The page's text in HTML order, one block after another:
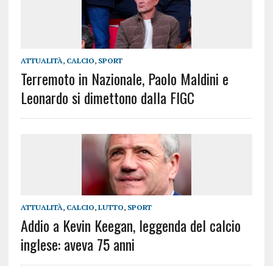
ATTUALITÀ, CALCIO, SPORT
Terremoto in Nazionale, Paolo Maldini e
Leonardo si dimettono dalla FIGC
ATTUALITÀ, CALCIO, LUTTO, SPORT
Addio a Kevin Keegan, leggenda del calcio
inglese: aveva 75 anni